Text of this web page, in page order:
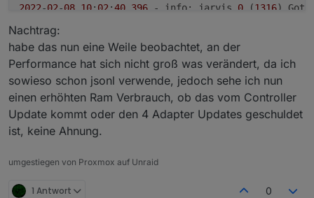
2022-02-08 10: 02 :40.396 - info: jarvis. 0 (1316
Nachtrag:
habe das nun eine Weile beobachtet, an der
Performance hat sich nicht groß was verändert, da ich
sowieso schon jsonl verwende, jedoch sehe ich nun
einen erhöhten Ram Verbrauch, ob das vom Controller
Update kommt oder den 4 Adapter Updates geschuldet
ist, keine Ahnung.
umgestiegen von Proxmox auf Unraid
1 Antwort 0